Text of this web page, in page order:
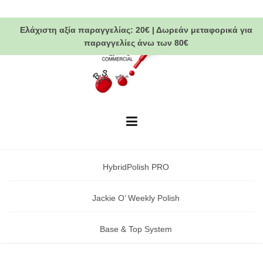
to
contentΕλάχιστη αξία παραγγελίας: 20€| Δωρεάν μεταφορικάγια
παραγγελίες άνω των 80€
HybridPolish PRO
Jackie O’ Weekly Polish
Base & Top System